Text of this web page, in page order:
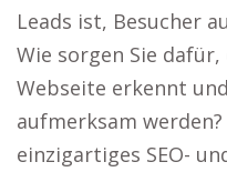
Leads ist, Besucher
Wie sorgen Sie dafür,
Webseite erkennt
aufmerksam
einzigartiges SEO-